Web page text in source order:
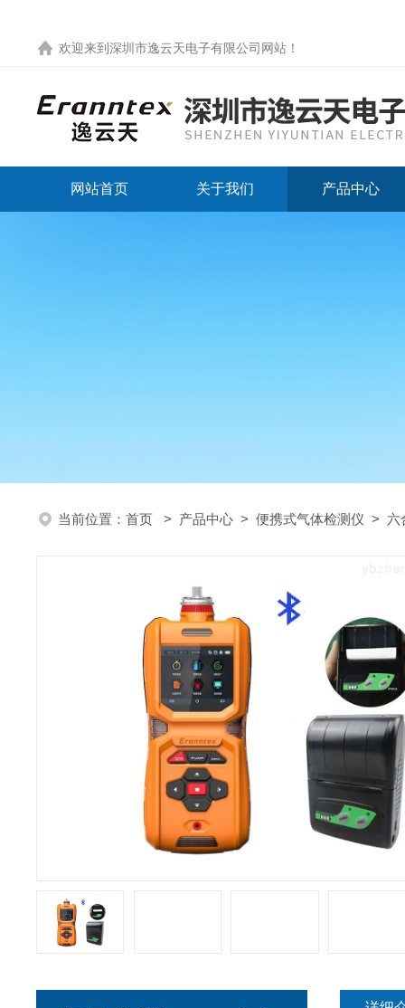
欢迎来到 深圳市逸云天电子有限公司网站 ！
网站首页 关于我们 产品中心
当前位置： 首页 > 产品中心 > 便携式气体检测仪 > 六